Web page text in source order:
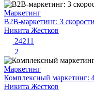
Маркетинг
B2B-маркетинг: 3
Никита Жестков
24211
2
Маркетинг
Комплексный маркетинг:
Никита Жестков